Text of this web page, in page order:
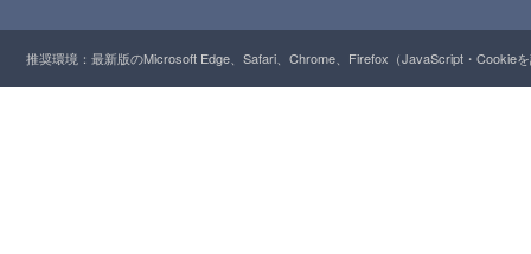
推奨環境：最新版のMicrosoft Edge、Safari、Chrome、Firefox（JavaScript・Cookie